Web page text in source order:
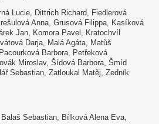
Lucie, Dittrich Richard, Fiedlerová
Anna, Grusová Filippa, Kasíková
Jan, Komora Pavel, Kratochvíl
Darja, Malá Agáta, Matůš
Barbora, Petřeková
Miroslav, Šídová Barbora, Šmíd
Sebastian, Zatloukal Matěj, Zedník
Sebastian, Bílková Alena Eva,